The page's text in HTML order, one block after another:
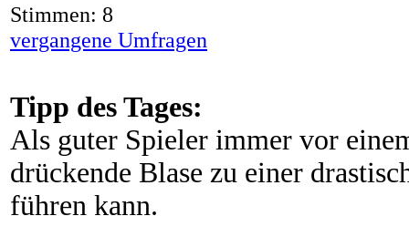
Stimmen: 8
vergangene Umfragen
Tipp des Tages:
Als guter Spieler immer vor
drückende Blase zu einer
führen kann.